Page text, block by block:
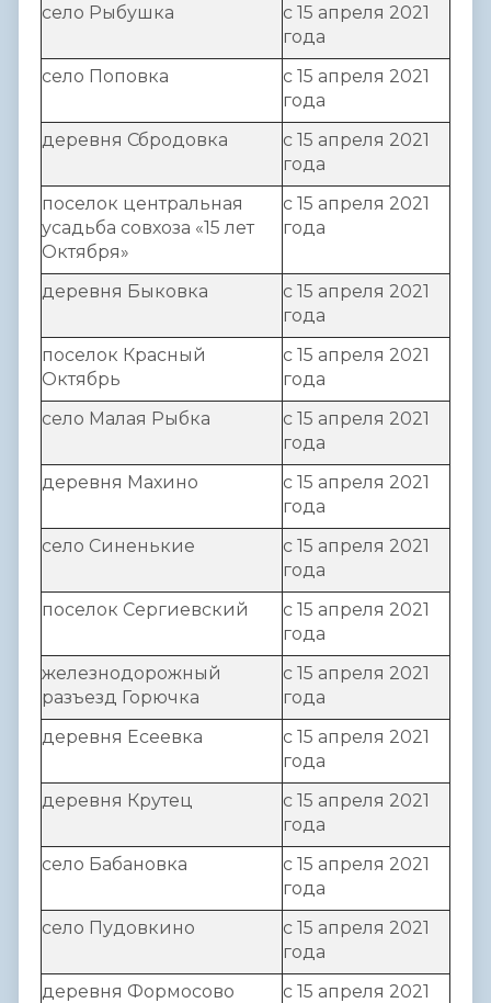
село Рыбушка
с 15 апреля 2021
года
село Поповка
с 15 апреля 2021
года
деревня Сбродовка
с 15 апреля 2021
года
поселок центральная
усадьба совхоза «15 лет
Октября»
с 15 апреля 2021
года
деревня Быковка
с 15 апреля 2021
года
поселок Красный
Октябрь
с 15 апреля 2021
года
село Малая Рыбка
с 15 апреля 2021
года
деревня Махино
с 15 апреля 2021
года
село Синенькие
с 15 апреля 2021
года
поселок Сергиевский
с 15 апреля 2021
года
железнодорожный
разъезд Горючка
с 15 апреля 2021
года
деревня Есеевка
с 15 апреля 2021
года
деревня Крутец
с 15 апреля 2021
года
село Бабановка
с 15 апреля 2021
года
село Пудовкино
с 15 апреля 2021
года
деревня Формосово
с 15 апреля 2021